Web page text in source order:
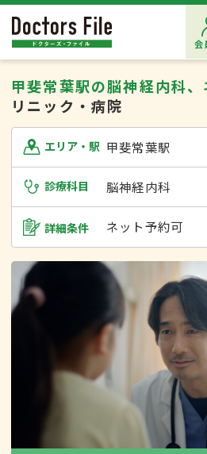
会
甲斐常葉駅の脳神経内科
リニック・病院
エリア・駅 甲斐常葉駅
診療科目 脳神経内科
詳細条件 ネット予約可